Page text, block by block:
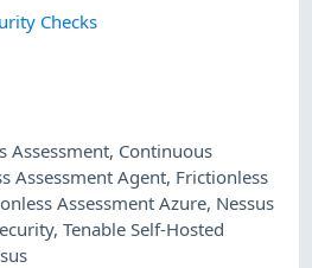
Checks
Assessment, Continuous
Assessment Agent, Frictionless
Assessment Azure, Nessus
,Tenable Self-Hosted